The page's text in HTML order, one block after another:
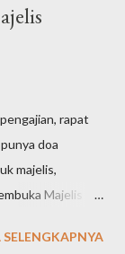
rapat
doa
majelis,
Majelis
kunnā
SELENGKAPNYA